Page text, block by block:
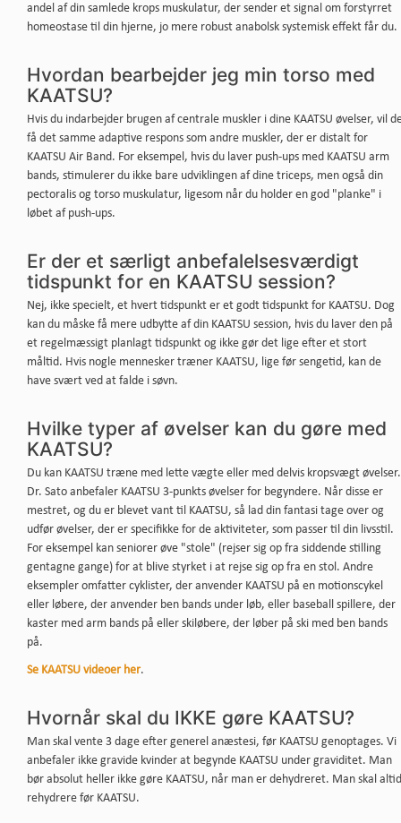
andel af din samlede krops muskulatur, der sender et signal om forstyrret
homeostase til din hjerne, jo mere robust anabolsk systemisk effekt får du.
Hvordan bearbejder jeg min torso med
KAATSU?
Hvis du indarbejder brugen af ​​centrale muskler i dine KAATSU øvelser, vil
få det samme adaptive respons som andre muskler, der er distalt for
KAATSU Air Band. For eksempel, hvis du laver push-ups med KAATSU arm
bands, stimulerer du ikke bare udviklingen af ​​dine triceps, men også din
pectoralis og torso muskulatur, ligesom når du holder en god "planke" i
løbet af push-ups.
Er der et særligt anbefalelsesværdigt
tidspunkt for en KAATSU session?
Nej, ikke specielt, et hvert tidspunkt er et godt tidspunkt for KAATSU. Dog
kan du måske få mere udbytte af din KAATSU session, hvis du laver den på
et regelmæssigt planlagt tidspunkt og ikke gør det lige efter et stort
måltid. Hvis nogle mennesker træner KAATSU, lige før sengetid, kan de
have svært ved at falde i søvn.
Hvilke typer af øvelser kan du gøre med
KAATSU?
Du kan KAATSU træne med lette vægte eller med delvis kropsvægt øvelser.
Dr. Sato anbefaler KAATSU 3-punkts øvelser for begyndere. Når disse er
mestret, og du er blevet vant til KAATSU, så lad din fantasi tage over og
udfør øvelser, der er specifikke for de aktiviteter, som passer til din livsstil.
For eksempel kan seniorer øve "stole" (rejser sig op fra siddende stilling
gentagne gange) for at blive styrket i at rejse sig op fra en stol. Andre
eksempler omfatter cyklister, der anvender KAATSU på en motionscykel
eller løbere, der anvender ben bands under løb, eller baseball spillere, der
kaster med arm bands på eller skiløbere, der løber på ski med ben bands
på.
Se KAATSU videoer her.
Hvornår skal du IKKE gøre KAATSU?
Man skal vente 3 dage efter generel anæstesi, før KAATSU genoptages. Vi
anbefaler ikke gravide kvinder at begynde KAATSU under graviditet. Man
bør absolut heller ikke gøre KAATSU, når man er dehydreret. Man skal altid
rehydrere før KAATSU.